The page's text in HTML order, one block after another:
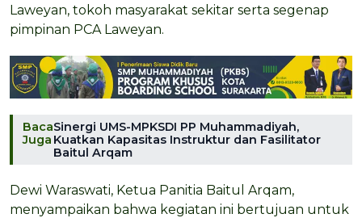
Laweyan, tokoh masyarakat sekitar serta segenap
pimpinan PCA Laweyan.
Baca
Juga
Sinergi UMS-MPKSDI PP Muhammadiyah,
Kuatkan Kapasitas Instruktur dan Fasilitator
Baitul Arqam
Dewi Waraswati, Ketua Panitia Baitul Arqam,
menyampaikan bahwa kegiatan ini bertujuan untuk